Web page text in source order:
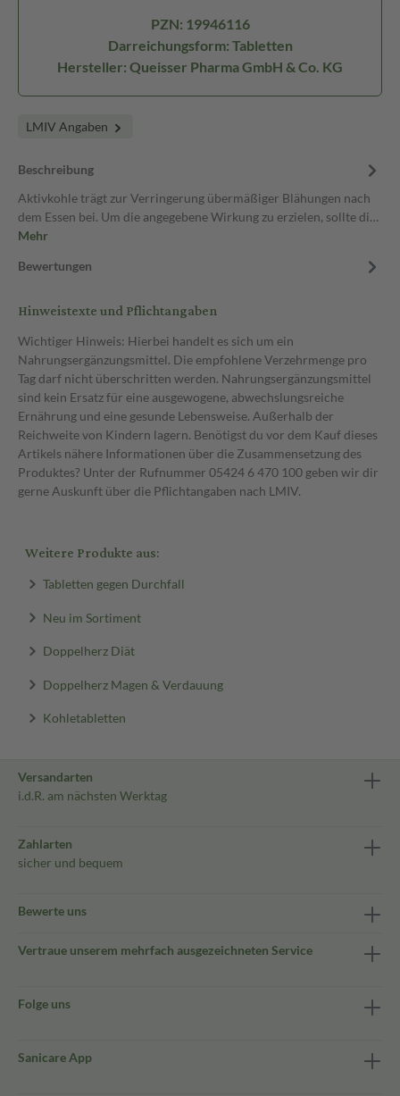
PZN: 19946116
Darreichungsform: Tabletten
Hersteller: Queisser Pharma GmbH & Co. KG
LMIV Angaben
Beschreibung
Aktivkohle trägt zur Verringerung übermäßiger Blähungen nach
dem Essen bei. Um die angegebene Wirkung zu erzielen, sollte di…
Mehr
Bewertungen
Hinweistexte und Pflichtangaben
Wichtiger Hinweis: Hierbei handelt es sich um ein
Nahrungsergänzungsmittel. Die empfohlene Verzehrmenge pro
Tag darf nicht überschritten werden. Nahrungsergänzungsmittel
sind kein Ersatz für eine ausgewogene, abwechslungsreiche
Ernährung und eine gesunde Lebensweise. Außerhalb der
Reichweite von Kindern lagern. Benötigst du vor dem Kauf dieses
Artikels nähere Informationen über die Zusammensetzung des
Produktes? Unter der Rufnummer 05424 6 470 100 geben wir dir
gerne Auskunft über die Pflichtangaben nach LMIV.
Weitere Produkte aus:
Tabletten gegen Durchfall
Neu im Sortiment
Doppelherz Diät
Doppelherz Magen & Verdauung
Kohletabletten
Versandarten
i.d.R. am nächsten Werktag
Zahlarten
sicher und bequem
Bewerte uns
Vertraue unserem mehrfach ausgezeichneten Service
Folge uns
Sanicare App